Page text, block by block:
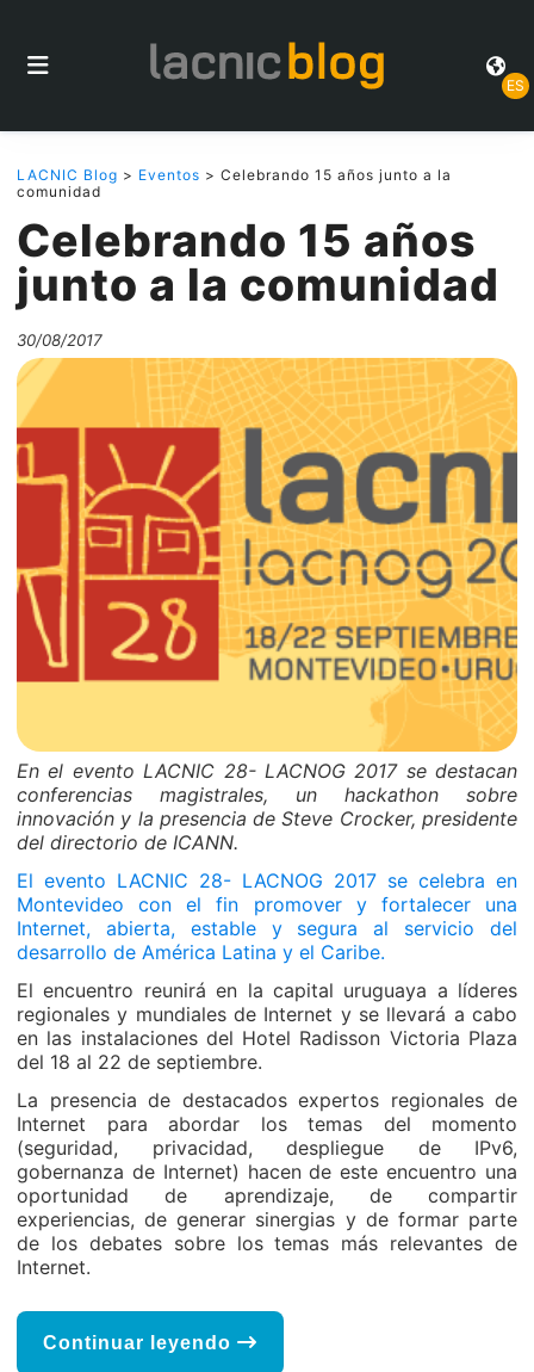
ES
LACNIC Blog > Eventos > Celebrando 15 años junto a la
comunidad
Celebrando 15 años
junto a la comunidad
30/08/2017
En el evento LACNIC 28- LACNOG 2017 se destacan
conferencias magistrales, un hackathon sobre
innovación y la presencia de Steve Crocker, presidente
del directorio de ICANN.
El evento LACNIC 28- LACNOG 2017 se celebra en
Montevideo con el fin promover y fortalecer una
Internet, abierta, estable y segura al servicio del
desarrollo de América Latina y el Caribe.
El encuentro reunirá en la capital uruguaya a líderes
regionales y mundiales de Internet y se llevará a cabo
en las instalaciones del Hotel Radisson Victoria Plaza
del 18 al 22 de septiembre.
La presencia de destacados expertos regionales de
Internet para abordar los temas del momento
(seguridad, privacidad, despliegue de IPv6,
gobernanza de Internet) hacen de este encuentro una
oportunidad de aprendizaje, de compartir
experiencias, de generar sinergias y de formar parte
de los debates sobre los temas más relevantes de
Internet.
Continuar leyendo